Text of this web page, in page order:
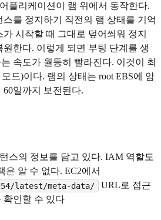
플리케이션이 램 위에서 동작한다.
를 정지하기 직전의 램 상태를 기억
시작할 때 그대로 덮어씌워 정지
한다. 이렇게 되면 부팅 단계를 생
속도가 월등히 빨라진다. 이것이 최
드)이다. 램의 상태는 root EBS에 암
일까지 보전된다.
스의 정보를 담고 있다. IAM 역할도
은 알 수 없다. EC2에서
latest/meta-data/
URL로 접근
확인할 수 있다